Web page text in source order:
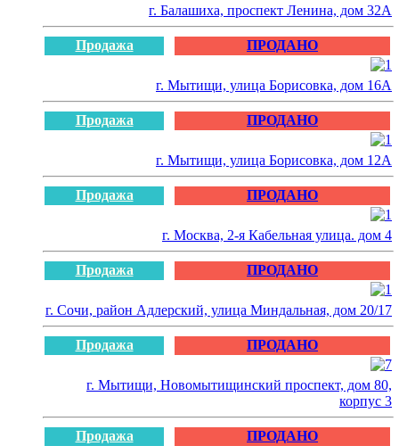
г. Балашиха, проспект Ленина, дом 32А
Продажа ПРОДАНО
г. Мытищи, улица Борисовка, дом 16А
Продажа ПРОДАНО
г. Мытищи, улица Борисовка, дом 12А
Продажа ПРОДАНО
г. Москва, 2-я Кабельная улица. дом 4
Продажа ПРОДАНО
г. Сочи, район Адлерский, улица Миндальная, дом 20/17
Продажа ПРОДАНО
г. Мытищи, Новомытищинский проспект, дом 80,
корпус 3
Продажа ПРОДАНО